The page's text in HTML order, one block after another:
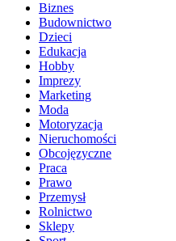
Biznes
Budownictwo
Dzieci
Edukacja
Hobby
Imprezy
Marketing
Moda
Motoryzacja
Nieruchomości
Obcojęzyczne
Praca
Prawo
Przemysł
Rolnictwo
Sklepy